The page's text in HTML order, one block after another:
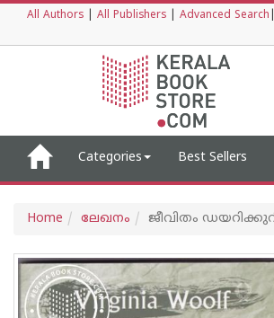
All Authors All Publishers Advanced Search
Categories Best Sellers
Home ലേഖനം ജീവിതം